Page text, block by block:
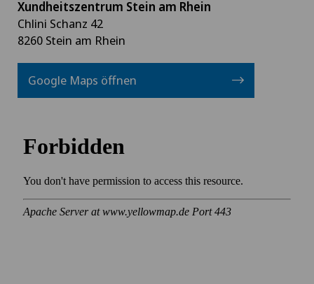
Xundheitszentrum Stein am Rhein
Chlini Schanz 42
8260 Stein am Rhein
Google Maps öffnen